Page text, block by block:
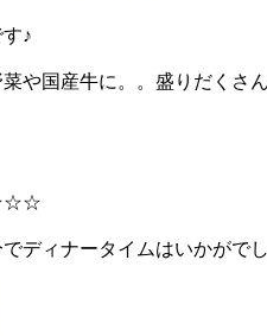
♪
や国産牛に。。盛りだくさ
ディナータイムはいかがで